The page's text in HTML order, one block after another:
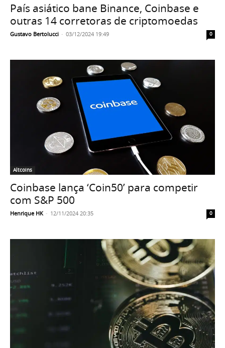
País asiático bane Binance, Coinbase e
outras 14 corretoras de criptomoedas
Gustavo Bertolucci - 03/12/2024 19:49 0
Altcoins
Coinbase lança ‘Coin50’ para competir
com S&P 500
Henrique HK - 12/11/2024 20:35 0